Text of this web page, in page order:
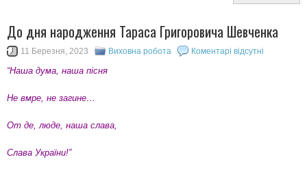
До дня народження Тараса Григоровича Шевченка
11 Березня, 2023 Виховна робота Коментарі відсутні
“Наша дума, наша пісня
Не вмре, не загине…
От де, люде, наша слава,
Слава України!”